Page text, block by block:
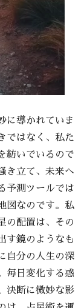
に導かれていま
ではなく、私た
紡いでいるので
き立て、未来へ
予測ツールでは
図なのです。私
の配置は、その
す鏡のようなも
自分の人生の深
毎日変化する惑
決断に微妙な影